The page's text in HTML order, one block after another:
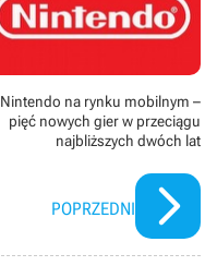
Nintendo na rynku mobilnym –
pięć nowych gier w przeciągu
najbliższych dwóch lat
POPRZEDNI